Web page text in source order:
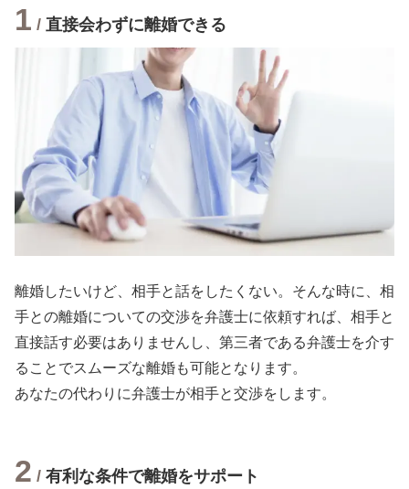
1 / 直接会わずに離婚できる
離婚したいけど、相手と話をしたくない。そんな時に、相
手との離婚についての交渉を弁護士に依頼すれば、相手と
直接話す必要はありませんし、第三者である弁護士を介す
ることでスムーズな離婚も可能となります。
あなたの代わりに弁護士が相手と交渉をします。
2 / 有利な条件で離婚をサポート